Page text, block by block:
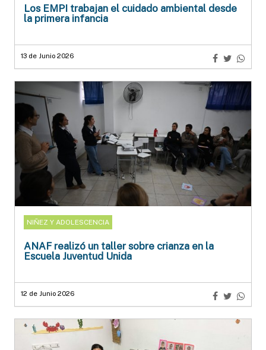
Los EMPI trabajan el cuidado ambiental desde
la primera infancia
13 de Junio 2026
NIÑEZ Y ADOLESCENCIA
ANAF realizó un taller sobre crianza en la
Escuela Juventud Unida
12 de Junio 2026